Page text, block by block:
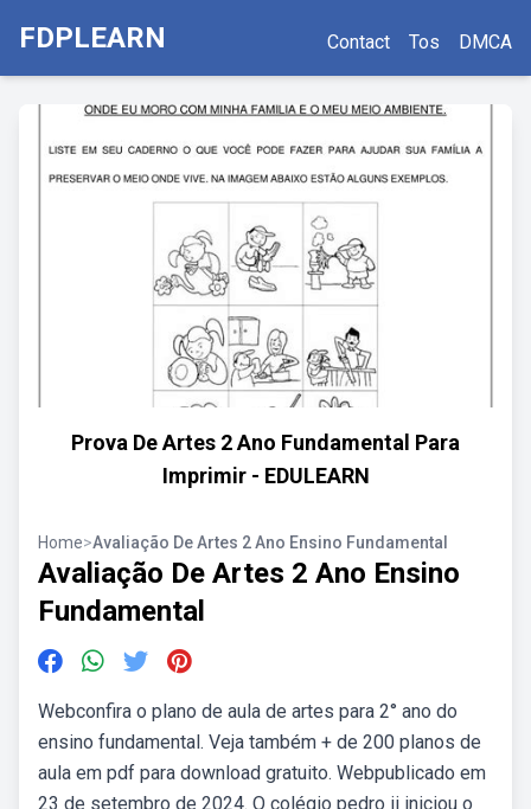
FDPLEARN Contact Tos DMCA
Prova De Artes 2 Ano Fundamental Para
Imprimir - EDULEARN
Home>Avaliação De Artes 2 Ano Ensino Fundamental
Avaliação De Artes 2 Ano Ensino
Fundamental
Webconfira o plano de aula de artes para 2° ano do
ensino fundamental. Veja também + de 200 planos de
aula em pdf para download gratuito. Webpublicado em
23 de setembro de 2024. O colégio pedro ii iniciou o